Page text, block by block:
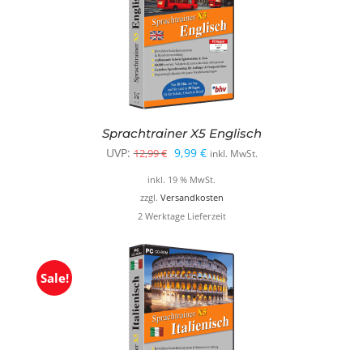
Sprachtrainer X5 Englisch
UVP: 12,99€ Ursprünglicher
Preis
war:
12,99 €
9,99 €Aktueller
Preis
ist:
9,99 €.
inkl. MwSt.
inkl. 19 % MwSt.
zzgl. Versandkosten
2 Werktage Lieferzeit
Sale!